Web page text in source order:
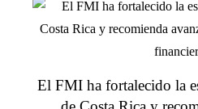
El FMI ha fortalecido la